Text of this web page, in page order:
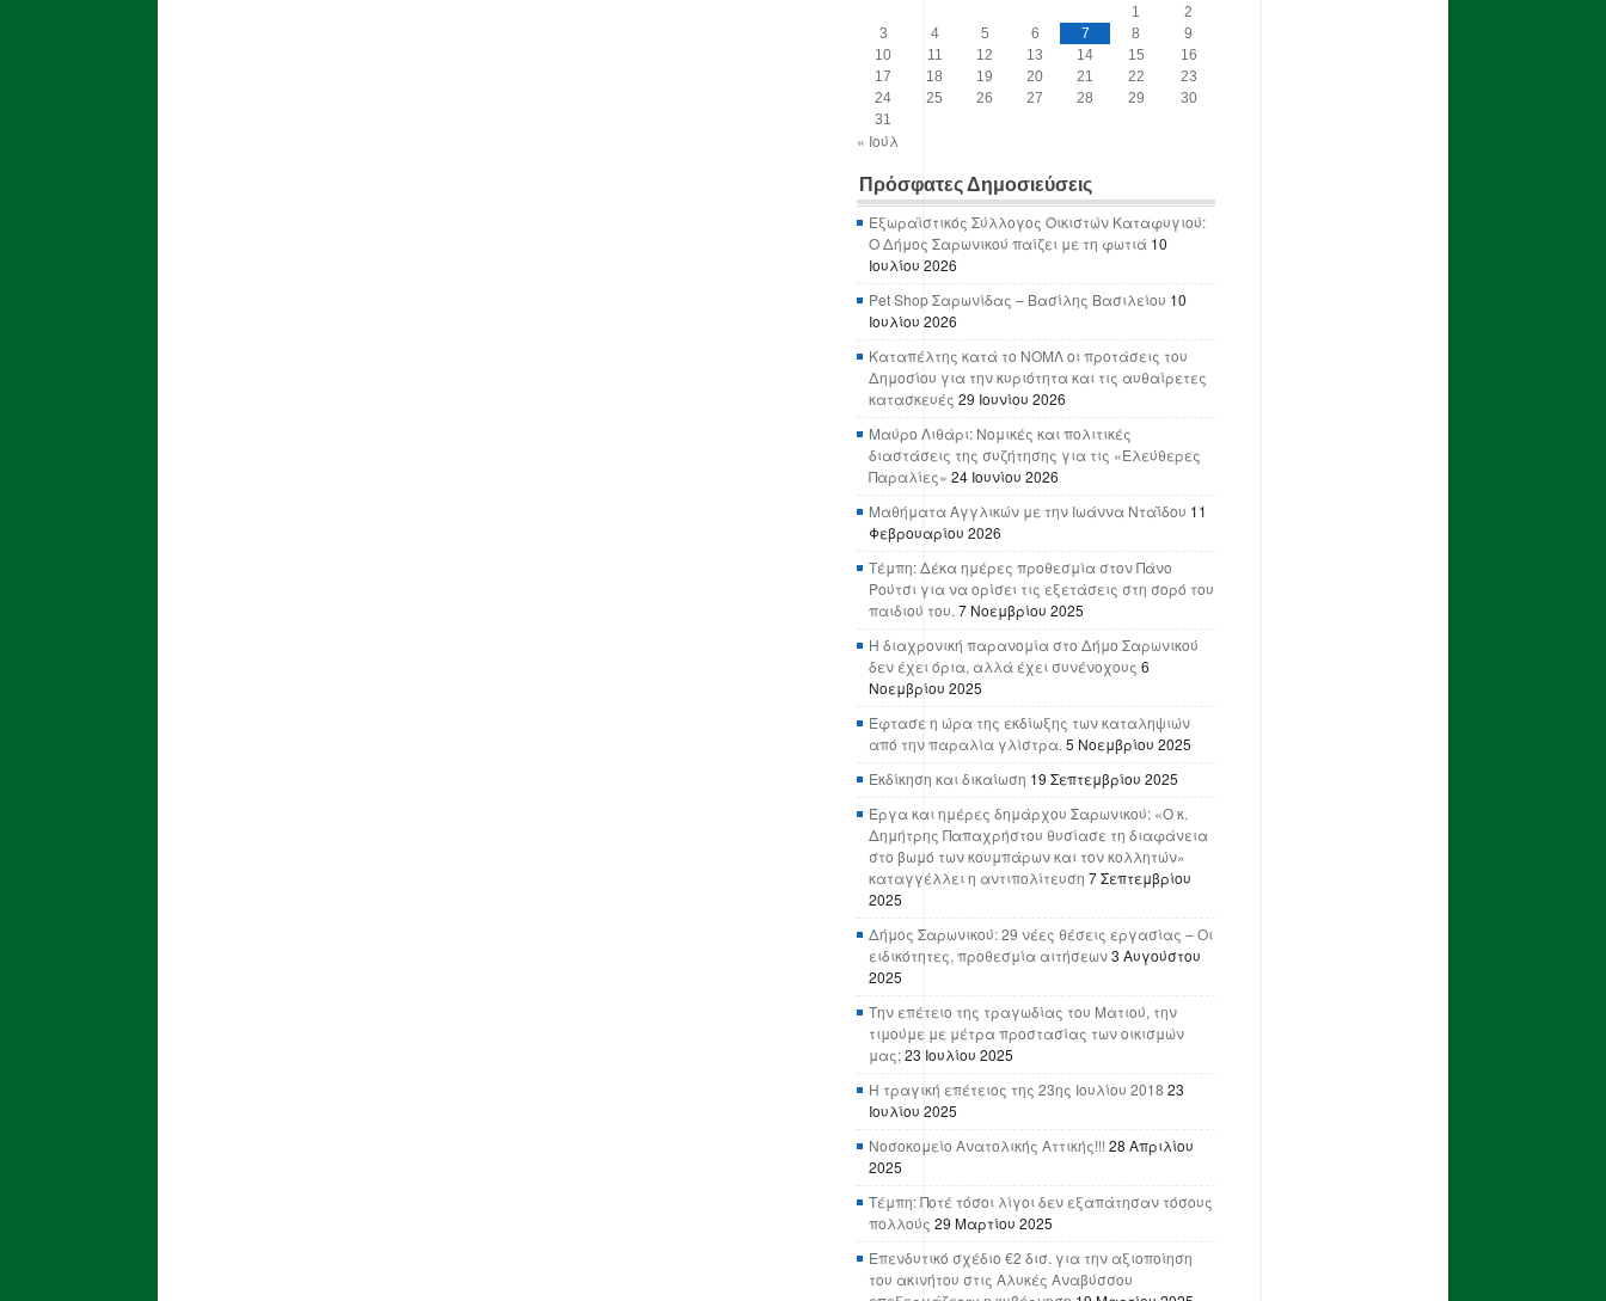
1
2
3
4 5 6 7 8
9
10
11 12 13 14 15
16
17
18 19 20 21 22
23
24
25 26 27 28 29
30
31
« Ιούλ
Πρόσφατες Δημοσιεύσεις
Εξωραϊστικός Σύλλογος Οικιστών Καταφυγιού:
Ο Δήμος Σαρωνικού παίζει με τη φωτιά 10
Ιουλίου 2026
Pet Shop Σαρωνίδας – Βασίλης Βασιλείου 10
Ιουλίου 2026
Καταπέλτης κατά το ΝΟΜΛ οι προτάσεις του
Δημοσίου για την κυριότητα και τις αυθαίρετες
κατασκευές 29 Ιουνίου 2026
Μαύρο Λιθάρι: Νομικές και πολιτικές
διαστάσεις της συζήτησης για τις «Ελεύθερες
Παραλίες» 24 Ιουνίου 2026
Μαθήματα Αγγλικών με την Ιωάννα Νταΐδου 11
Φεβρουαρίου 2026
Τέμπη: Δέκα ημέρες προθεσμία στον Πάνο
Ρούτσι για να ορίσει τις εξετάσεις στη σορό του
παιδιού του. 7 Νοεμβρίου 2025
Η διαχρονική παρανομία στο Δήμο Σαρωνικού
δεν έχει όρια, αλλά έχει συνένοχους 6
Νοεμβρίου 2025
Έφτασε η ώρα της εκδίωξης των καταληψιών
από την παραλία γλίστρα. 5 Νοεμβρίου 2025
Εκδίκηση και δικαίωση 19 Σεπτεμβρίου 2025
Έργα και ημέρες δημάρχου Σαρωνικού: «Ο κ.
Δημήτρης Παπαχρήστου θυσίασε τη διαφάνεια
στο βωμό των κουμπάρων και τον κολλητών»
καταγγέλλει η αντιπολίτευση 7 Σεπτεμβρίου
2025
Δήμος Σαρωνικού: 29 νέες θέσεις εργασίας – Οι
ειδικότητες, προθεσμία αιτήσεων3 Αυγούστου
2025
Την επέτειο της τραγωδίας του Ματιού, την
τιμούμε με μέτρα προστασίας των οικισμών
μας;23 Ιουλίου 2025
Η τραγική επέτειος της 23ης Ιουλίου 2018 23
Ιουλίου 2025
Νοσοκομείο Ανατολικής Αττικής!!! 28 Απριλίου
2025
Τέμπη: Ποτέ τόσοι λίγοι δεν εξαπάτησαν τόσους
πολλούς 29 Μαρτίου 2025
Επενδυτικό σχέδιο €2 δισ. για την αξιοποίηση
του ακινήτου στις Αλυκές Αναβύσσου